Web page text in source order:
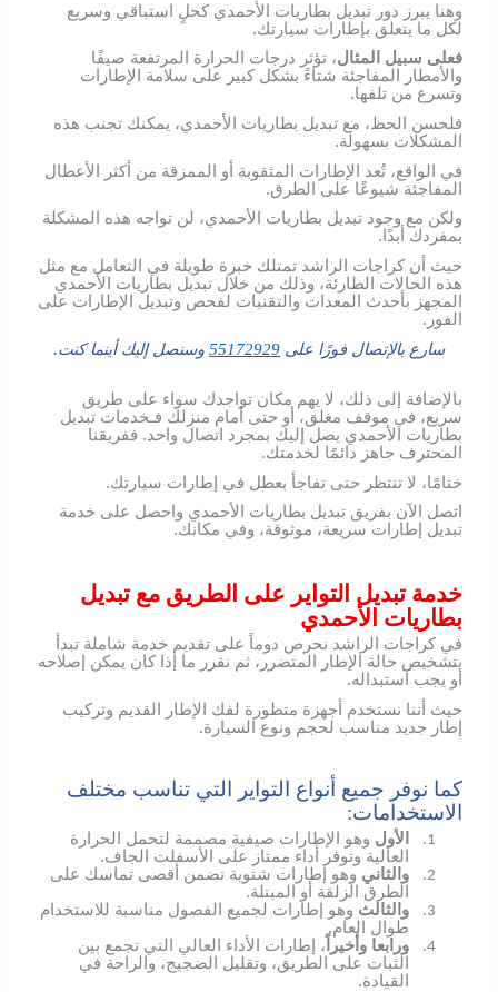
وهنا يبرز دور تبديل بطاريات الأحمدي كحلٍ استباقي وسريع
لكل ما يتعلق بإطارات سيارتك.
فعلى سبيل المثال، تؤثر درجات الحرارة المرتفعة صيفًا
والأمطار المفاجئة شتاءً بشكل كبير على سلامة الإطارات
وتسرع من تلفها.
فلحسن الحظ، مع تبديل بطاريات الأحمدي، يمكنك تجنب هذه
المشكلات بسهولة.
في الواقع، تُعد الإطارات المثقوبة أو الممزقة من أكثر الأعطال
المفاجئة شيوعًا على الطرق.
ولكن مع وجود تبديل بطاريات الأحمدي، لن تواجه هذه المشكلة
بمفردك أبدًا.
حيث أن كراجات الراشد تمتلك خبرة طويلة في التعامل مع مثل
هذه الحالات الطارئة، وذلك من خلال تبديل بطاريات الأحمدي
المجهز بأحدث المعدات والتقنيات لفحص وتبديل الإطارات على
الفور.
سارع بالإتصال فورًا على 55172929 وسنصل إليك أينما كنت.
بالإضافة إلى ذلك، لا يهم مكان تواجدك سواء على طريق
سريع، في موقف مغلق، أو حتى أمام منزلك فـخدمات تبديل
بطاريات الأحمدي يصل إليك بمجرد اتصال واحد. ففريقنا
المحترف جاهز دائمًا لخدمتك.
ختامًا، لا تنتظر حتى تفاجأ بعطل في إطارات سيارتك.
اتصل الآن بفريق تبديل بطاريات الأحمدي واحصل على خدمة
تبديل إطارات سريعة، موثوقة، وفي مكانك.
خدمة تبديل التواير على الطريق مع تبديل
بطاريات الأحمدي
في كراجات الراشد نحرص دوماً على تقديم خدمة شاملة تبدأ
بتشخيص حالة الإطار المتضرر، ثم نقرر ما إذا كان يمكن إصلاحه
أو يجب استبداله.
حيث أننا نستخدم أجهزة متطورة لفك الإطار القديم وتركيب
إطار جديد مناسب لحجم ونوع السيارة.
كما نوفر جميع أنواع التواير التي تناسب مختلف
الاستخدامات:
1. الأول وهو الإطارات صيفية مصممة لتحمل الحرارة
العالية وتوفر أداء ممتاز على الأسفلت الجاف.
2. والثاني وهو إطارات شتوية تضمن أقصى تماسك على
الطرق الزلقة أو المبتلة.
3. والثالث وهو إطارات لجميع الفصول مناسبة للاستخدام
طوال العام.
4. ورابعا وأخيراً ، إطارات الأداء العالي التي تجمع بين
الثبات على الطريق، وتقليل الضجيج، والراحة في
القيادة.